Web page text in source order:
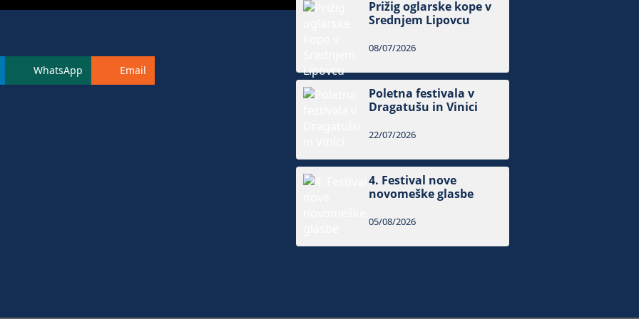
WhatsApp Email
Prižig oglarske kope v
Srednjem Lipovcu
08/07/2026
Poletna festivala v
Dragatušu in Vinici
22/07/2026
4. Festival nove
novomeške glasbe
05/08/2026